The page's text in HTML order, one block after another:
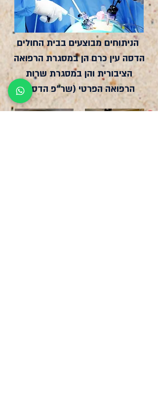
הניתוחים מבוצעים בבית החולים
הדסה עין כרם הן במסגרת הרפואה
הציבורית והן במסגרת שרות
הרפואה הפרטי (שר"פ הדסה)